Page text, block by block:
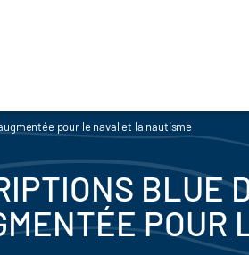
pour le naval et la nautisme
BLUE
POUR